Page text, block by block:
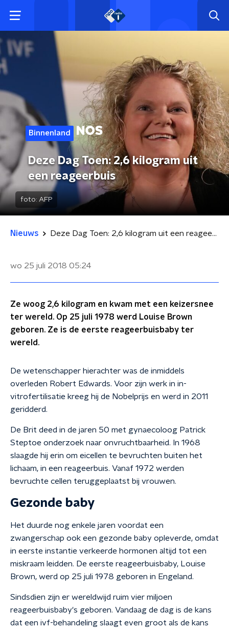
Binnenland
Deze Dag Toen: 2,6 kilogram uit
een reageerbuis
foto: AFP
Nieuws Deze Dag Toen: 2,6 kilogram uit een reageerbuis
wo 25 juli 2018 05:24
Ze woog 2,6 kilogram en kwam met een keizersnee
ter wereld. Op 25 juli 1978 werd Louise Brown
geboren. Ze is de eerste reageerbuisbaby ter
wereld.
De wetenschapper hierachter was de inmiddels
overleden Robert Edwards. Voor zijn werk in in-
vitrofertilisatie kreeg hij de Nobelprijs en werd in 2011
geridderd.
De Brit deed in de jaren 50 met gynaecoloog Patrick
Steptoe onderzoek naar onvruchtbaarheid. In 1968
slaagde hij erin om eicellen te bevruchten buiten het
lichaam, in een reageerbuis. Vanaf 1972 werden
bevruchte cellen teruggeplaatst bij vrouwen.
Gezonde baby
Het duurde nog enkele jaren voordat een
zwangerschap ook een gezonde baby opleverde, omdat
in eerste instantie verkeerde hormonen altijd tot een
miskraam leidden. De eerste reageerbuisbaby, Louise
Brown, werd op 25 juli 1978 geboren in Engeland.
Sindsdien zijn er wereldwijd ruim vier miljoen
reageerbuisbaby's geboren. Vandaag de dag is de kans
dat een ivf-behandeling slaagt even groot als de kans